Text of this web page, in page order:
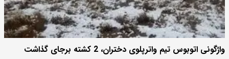
واژگونی اتوبوس تیم واترپلوی دختران، 2 کشته برجای گذاشت